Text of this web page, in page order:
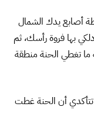
أصابع يدك الشمال
بها فروة رأسك، ثم
ما تغطي الحنة منطقة
أن الحنة غطت